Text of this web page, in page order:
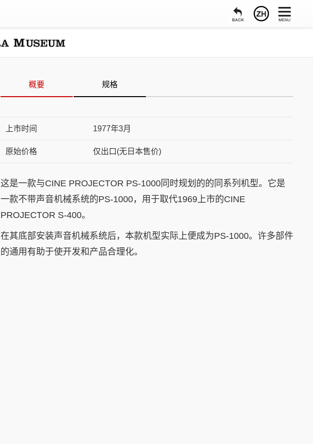
概要 规格
上市时间 1977年3月
原始价格 仅出口(无日本售价)
这是一款与CINE PROJECTOR PS-1000同时规划的的同系列机型。它是
一款不带声音机械系统的PS-1000，用于取代1969上市的CINE
PROJECTOR S-400。
在其底部安装声音机械系统后，本款机型实际上便成为PS-1000。许多部件
的通用有助于使开发和产品合理化。